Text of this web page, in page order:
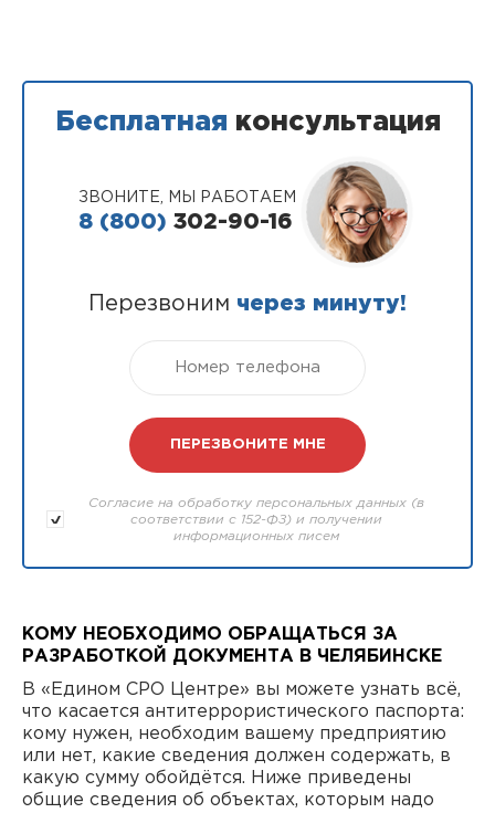
Бесплатная консультация
ЗВОНИТЕ, МЫ РАБОТАЕМ
8 (800) 302-90-16
Перезвоним через минуту!
Согласие на обработку персональных данных (в
соответствии с 152-ФЗ) и получении
информационных писем
КОМУ НЕОБХОДИМО ОБРАЩАТЬСЯ ЗА
РАЗРАБОТКОЙ ДОКУМЕНТА В ЧЕЛЯБИНСКЕ
В «Едином СРО Центре» вы можете узнать всё,
что касается антитеррористического паспорта:
кому нужен, необходим вашему предприятию
или нет, какие сведения должен содержать, в
какую сумму обойдётся. Ниже приведены
общие сведения об объектах, которым надо